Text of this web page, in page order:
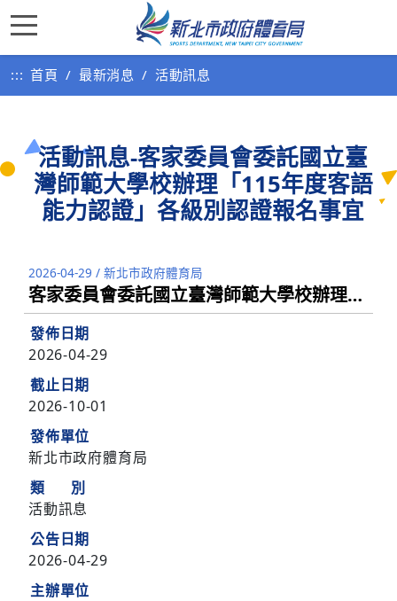
::: 首頁 最新消息 活動訊息
活動訊息-客家委員會委託國立臺
灣師範大學校辦理「115年度客語
能力認證」各級別認證報名事宜
2026-04-29 / 新北市政府體育局
客家委員會委託國立臺灣師範大學校辦理「115年度客語能力認證」各級別認證報名事宜
發佈日期
2026-04-29
截止日期
2026-10-01
發佈單位
新北市政府體育局
類 別
活動訊息
公告日期
2026-04-29
主辦單位